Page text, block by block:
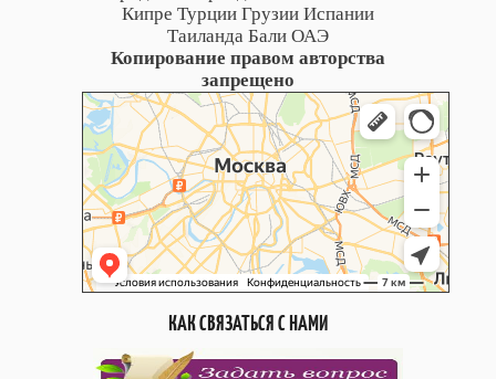
Кипре Турции Грузии Испании
Таиланда Бали ОАЭ
Копирование правом авторства
запрещено
КАК СВЯЗАТЬСЯ С НАМИ